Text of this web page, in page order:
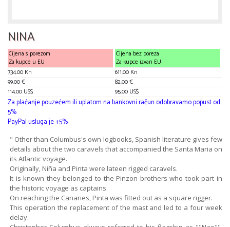
NINA
Cijena s porezom
Za kupce u EU
734.00 Kn
99.00 €
114.00 US$
Cijena bez poreza
Za kupce izvan EU
611.00 Kn
82.00 €
95.00 US$
Za plaćanje pouzećem ili uplatom na bankovni račun odobravamo popust od
5%
PayPal usluga je +5%
" Other than Columbus's own logbooks, Spanish literature gives few
details about the two caravels that accompanied the Santa Maria on
its Atlantic voyage.
Originally, Niña and Pinta were lateen rigged caravels.
It is known they belonged to the Pinzon brothers who took part in
the historic voyage as captains.
On reaching the Canaries, Pinta was fitted out as a square rigger.
This operation the replacement of the mast and led to a four week
delay.